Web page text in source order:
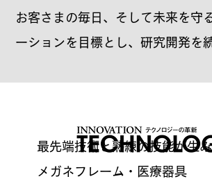
お客さまの毎日、そして未来を守
ーションを目標とし、研究開発を
最先端技術と熟練の技能が生
メガネフレーム・医療器具